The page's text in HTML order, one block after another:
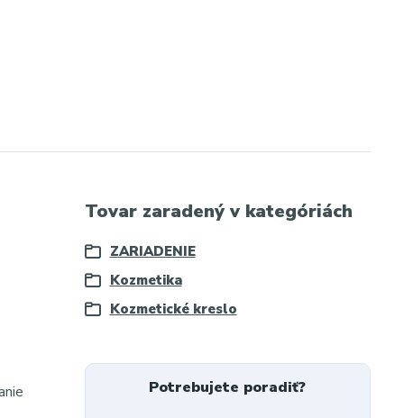
Tovar zaradený v kategóriách
ZARIADENIE
Kozmetika
Kozmetické kreslo
Potrebujete poradiť?